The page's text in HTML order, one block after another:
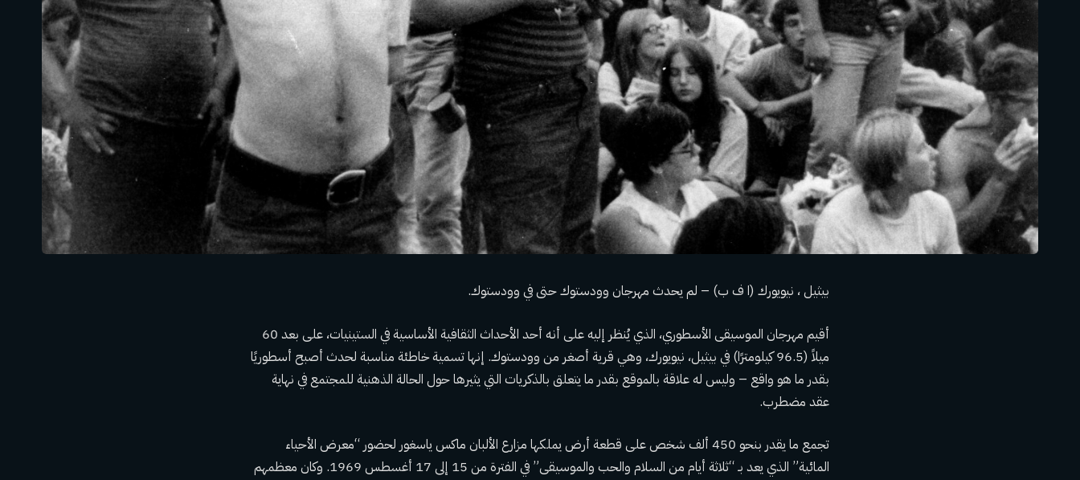
بيثيل ، نيويورك (ا ف ب) – لم يحدث مهرجان وودستوك حتى في وودستوك.
أقيم مهرجان الموسيقى الأسطوري، الذي يُنظر إليه على أنه أحد الأحداث الثقافية الأساسية في الستينيات، على بعد 60
ميلاً (96.5 كيلومترًا)
في بيثيل، نيويورك، وهي قرية أصغر من وودستوك. إنها تسمية خاطئة مناسبة لحدث أصبح أسطوريًا
بقدر ما هو واقع – وليس له علاقة بالموقع بقدر ما يتعلق بالذكريات التي يثيرها حول الحالة الذهنية للمجتمع في نهاية
عقد مضطرب.
تجمع ما يقدر بنحو 450 ألف شخص على قطعة أرض يملكها مزارع الألبان ماكس ياسغور لحضور “معرض الأحياء
المائية” الذي يعد بـ “ثلاثة أيام من السلام والحب والموسيقى” في الفترة من 15 إلى 17 أغسطس 1969. وكان معظمهم